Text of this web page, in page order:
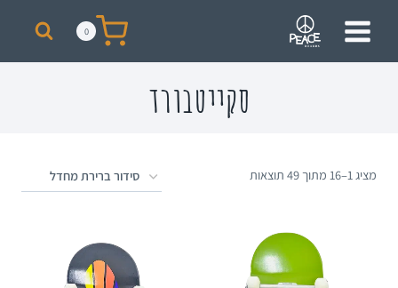
0
סקייטבורד
מציג 1–16 מתוך 49 תוצאות